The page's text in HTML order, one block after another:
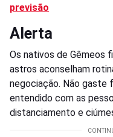
previsão
Alerta
Os nativos de Gêmeos
astros aconselham
negociação. Não gaste
entendido com as
distanciamento e